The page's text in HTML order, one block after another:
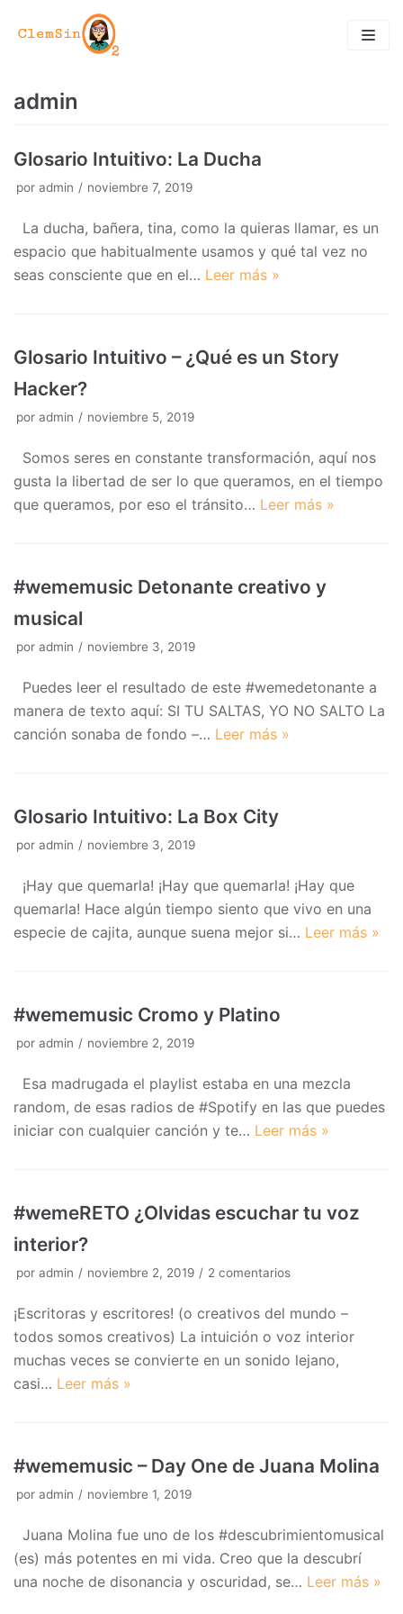
admin
Glosario Intuitivo: La Ducha
por admin noviembre 7, 2019
La ducha, bañera, tina, como la quieras llamar, es un
espacio que habitualmente usamos y qué tal vez no
seas consciente que en el… Leer más »
Glosario Intuitivo – ¿Qué es un Story
Hacker?
por admin noviembre 5, 2019
Somos seres en constante transformación, aquí nos
gusta la libertad de ser lo que queramos, en el tiempo
que queramos, por eso el tránsito… Leer más »
#wememusic Detonante creativo y
musical
por admin noviembre 3, 2019
Puedes leer el resultado de este #wemedetonante a
manera de texto aquí: SI TU SALTAS, YO NO SALTO La
canción sonaba de fondo –… Leer más »
Glosario Intuitivo: La Box City
por admin noviembre 3, 2019
¡Hay que quemarla! ¡Hay que quemarla! ¡Hay que
quemarla! Hace algún tiempo siento que vivo en una
especie de cajita, aunque suena mejor si… Leer más »
#wememusic Cromo y Platino
por admin noviembre 2, 2019
Esa madrugada el playlist estaba en una mezcla
random, de esas radios de #Spotify en las que puedes
iniciar con cualquier canción y te… Leer más »
#wemeRETO ¿Olvidas escuchar tu voz
interior?
por admin noviembre 2, 2019 2 comentarios
¡Escritoras y escritores! (o creativos del mundo –
todos somos creativos) La intuición o voz interior
muchas veces se convierte en un sonido lejano,
casi… Leer más »
#wememusic – Day One de Juana Molina
por admin noviembre 1, 2019
Juana Molina fue uno de los #descubrimientomusical
(es) más potentes en mi vida. Creo que la descubrí
una noche de disonancia y oscuridad, se… Leer más »